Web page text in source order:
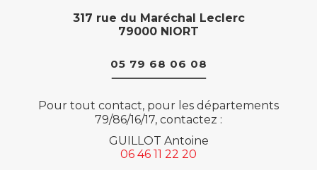
317 rue du Maréchal Leclerc
79000 NIORT
05 79 68 06 08
Pour tout contact, pour les départements
79/86/16/17, contactez :
GUILLOT Antoine
06 46 11 22 20